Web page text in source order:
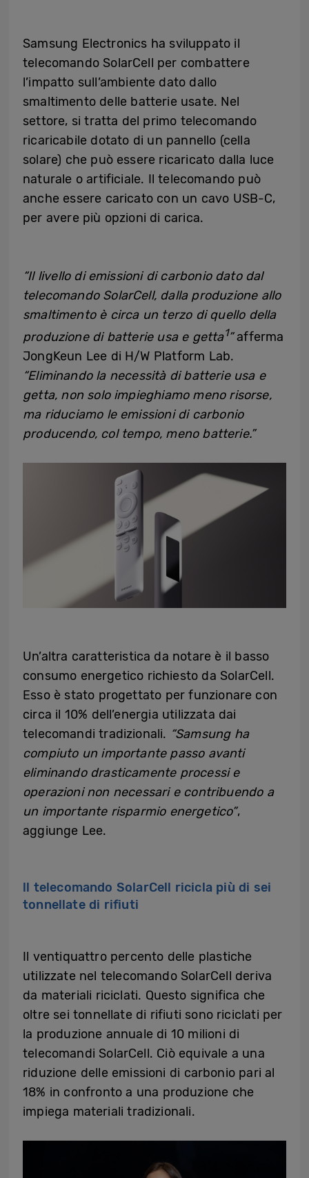
Samsung Electronics ha sviluppato il
telecomando SolarCell per combattere
l’impatto sull’ambiente dato dallo
smaltimento delle batterie usate. Nel
settore, si tratta del primo telecomando
ricaricabile dotato di un pannello (cella
solare) che può essere ricaricato dalla luce
naturale o artificiale. Il telecomando può
anche essere caricato con un cavo USB-C,
per avere più opzioni di carica.
“Il livello di emissioni di carbonio dato dal
telecomando SolarCell, dalla produzione allo
smaltimento è circa un terzo di quello della
produzione di batterie usa e getta1”afferma
JongKeun Lee di H/W Platform Lab.
“Eliminando la necessità di batterie usa e
getta, non solo impieghiamo meno risorse,
ma riduciamo le emissioni di carbonio
producendo, col tempo, meno batterie.”
Un’altra caratteristica da notare è il basso
consumo energetico richiesto da SolarCell.
Esso è stato progettato per funzionare con
circa il 10% dell’energia utilizzata dai
telecomandi tradizionali. “Samsung ha
compiuto un importante passo avanti
eliminando drasticamente processi e
operazioni non necessari e contribuendo a
un importante risparmio energetico”,
aggiunge Lee.
ll telecomando SolarCell ricicla più di sei
tonnellate di rifiuti
Il ventiquattro percento delle plastiche
utilizzate nel telecomando SolarCell deriva
da materiali riciclati. Questo significa che
oltre sei tonnellate di rifiuti sono riciclati per
la produzione annuale di 10 milioni di
telecomandi SolarCell. Ciò equivale a una
riduzione delle emissioni di carbonio pari al
18% in confronto a una produzione che
impiega materiali tradizionali.